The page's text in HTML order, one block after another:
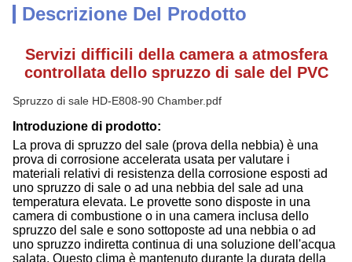
Descrizione Del Prodotto
Servizi difficili della camera a atmosfera
controllata dello spruzzo di sale del PVC
Spruzzo di sale HD-E808-90 Chamber.pdf
Introduzione di prodotto:
La prova di spruzzo del sale (prova della nebbia) è una
prova di corrosione accelerata usata per valutare i
materiali relativi di resistenza della corrosione esposti ad
uno spruzzo di sale o ad una nebbia del sale ad una
temperatura elevata. Le provette sono disposte in una
camera di combustione o in una camera inclusa dello
spruzzo del sale e sono sottoposte ad una nebbia o ad
uno spruzzo indiretta continua di una soluzione dell'acqua
salata. Questo clima è mantenuto durante la durata della